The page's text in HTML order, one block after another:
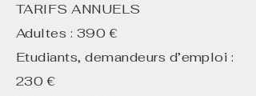
TARIFS ANNUELS
Adultes : 390 €
Etudiants, demandeurs d’emploi :
230 €